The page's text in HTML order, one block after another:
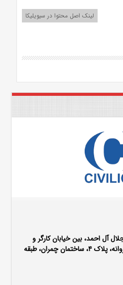
لینک اصل محتوا در سیویلیکا
آل احمد، بین خیابان کارگر و
بزرگراه چمران، کوچه پروانه، پلاک ۴، ساختمان چمران، طبقه